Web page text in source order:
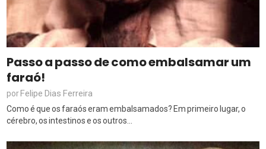
Passo a passo de como embalsamar um
faraó!
por Felipe Dias Ferreira
Como é que os faraós eram embalsamados? Em primeiro lugar, o
cérebro, os intestinos e os outros...